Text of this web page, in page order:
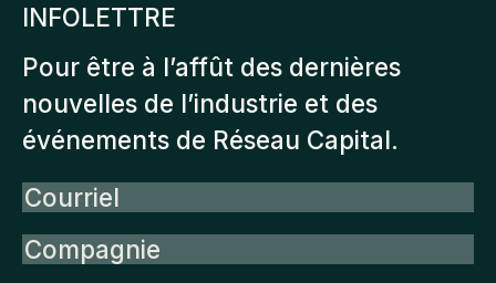
INFOLETTRE
Pour être à l’affût des dernières
nouvelles de l’industrie et des
événements de Réseau Capital.
Courriel
Compagnie